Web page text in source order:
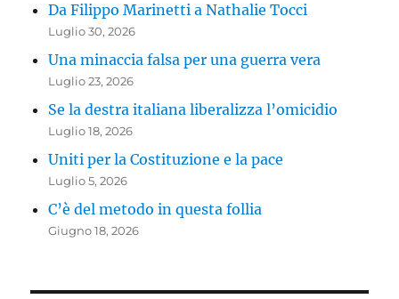
Da Filippo Marinetti a Nathalie Tocci
Luglio 30, 2026
Una minaccia falsa per una guerra vera
Luglio 23, 2026
Se la destra italiana liberalizza l’omicidio
Luglio 18, 2026
Uniti per la Costituzione e la pace
Luglio 5, 2026
C’è del metodo in questa follia
Giugno 18, 2026